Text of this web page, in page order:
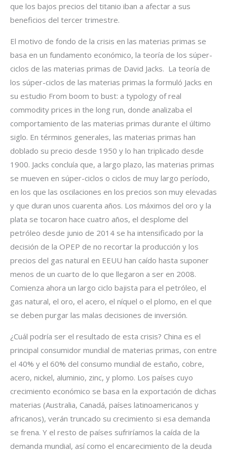
que los bajos precios del titanio iban a afectar a sus
beneficios del tercer trimestre.
El motivo de fondo de la crisis en las materias primas se
basa en un fundamento económico, la teoría de los súper-
ciclos de las materias primas de David Jacks. La teoría de
los súper-ciclos de las materias primas la formuló Jacks en
su estudio From boom to bust: a typology of real
commodity prices in the long run, donde analizaba el
comportamiento de las materias primas durante el último
siglo. En términos generales, las materias primas han
doblado su precio desde 1950 y lo han triplicado desde
1900. Jacks concluía que, a largo plazo, las materias primas
se mueven en súper-ciclos o ciclos de muy largo período,
en los que las oscilaciones en los precios son muy elevadas
y que duran unos cuarenta años. Los máximos del oro y la
plata se tocaron hace cuatro años, el desplome del
petróleo desde junio de 2014 se ha intensificado por la
decisión de la OPEP de no recortar la producción y los
precios del gas natural en EEUU han caído hasta suponer
menos de un cuarto de lo que llegaron a ser en 2008.
Comienza ahora un largo ciclo bajista para el petróleo, el
gas natural, el oro, el acero, el níquel o el plomo, en el que
se deben purgar las malas decisiones de inversión.
¿Cuál podría ser el resultado de esta crisis? China es el
principal consumidor mundial de materias primas, con entre
el 40% y el 60% del consumo mundial de estaño, cobre,
acero, nickel, aluminio, zinc, y plomo. Los países cuyo
crecimiento económico se basa en la exportación de dichas
materias (Australia, Canadá, países latinoamericanos y
africanos), verán truncado su crecimiento si esa demanda
se frena. Y el resto de países sufriríamos la caída de la
demanda mundial, así como el encarecimiento de la deuda